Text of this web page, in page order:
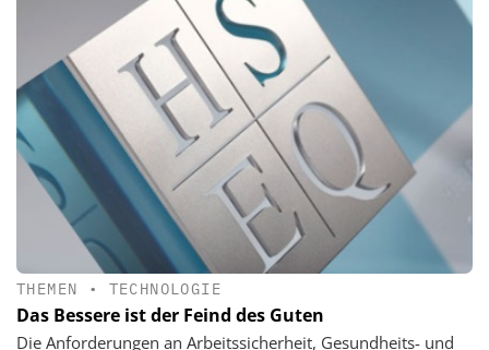
THEMEN • TECHNOLOGIE
Das Bessere ist der Feind des Guten
Die Anforderungen an Arbeitssicherheit, Gesundheits- und